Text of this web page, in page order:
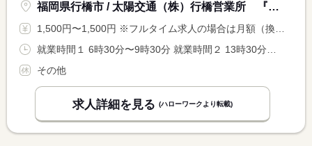
福岡県行橋市 / 太陽交通（株）行橋営業所 『バス事業部』
1,500円〜1,500円 ※フルタイム求人の場合は月額（換算額）、パート求人の場合は時間額を表示しています。
その他
求人詳細を見る (ハローワークより転載)